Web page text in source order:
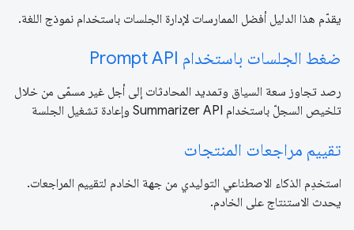
يقدّم هذا الدليل أفضل الممارسات لإدارة الجلسات باستخدام نموذج اللغة.
ضغط الجلسات باستخدام Prompt API
رصد تجاوز سعة السياق وتمديد المحادثات إلى أجل غير مسمّى من خلال
تلخيص السجلّ باستخدام Summarizer API وإعادة تشغيل الجلسة
تقييم مراجعات المنتجات
استخدِم الذكاء الاصطناعي التوليدي من جهة الخادم لتقييم المراجعات.
يحدث الاستنتاج على الخادم.